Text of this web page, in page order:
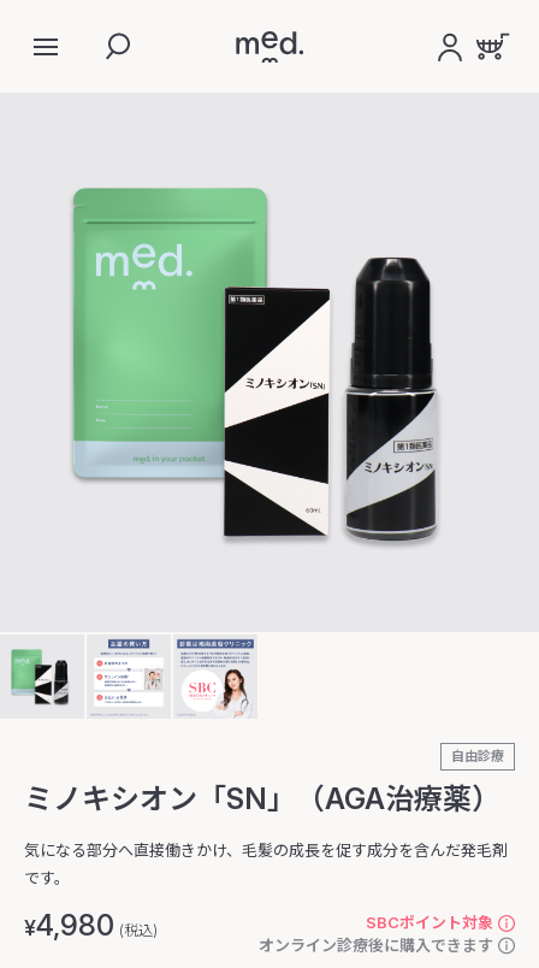
自由診療
ミノキシオン「SN」（AGA治療薬）
気になる部分へ直接働きかけ、毛髪の成長を促す成分を含んだ発毛剤
です。
¥4,980 (税込)
SBCポイント対象
オンライン診療後に購入できます